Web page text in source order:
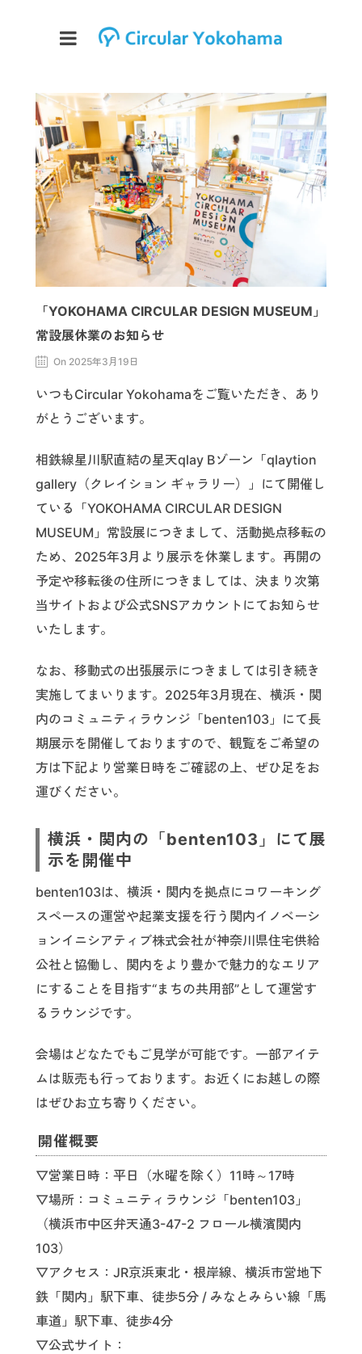
「YOKOHAMA CIRCULAR DESIGN MUSEUM」
常設展休業のお知らせ
On 2025年3月19日
いつもCircular Yokohamaをご覧いただき、あり
がとうございます。
相鉄線星川駅直結の星天qlay Bゾーン「qlaytion
gallery（クレイション ギャラリー）」にて開催し
ている「YOKOHAMA CIRCULAR DESIGN
MUSEUM」常設展につきまして、活動拠点移転の
ため、2025年3月より展示を休業します。再開の
予定や移転後の住所につきましては、決まり次第
当サイトおよび公式SNSアカウントにてお知らせ
いたします。
なお、移動式の出張展示につきましては引き続き
実施してまいります。2025年3月現在、横浜・関
内のコミュニティラウンジ「benten103」にて長
期展示を開催しておりますので、観覧をご希望の
方は下記より営業日時をご確認の上、ぜひ足をお
運びください。
横浜・関内の「benten103」にて展
示を開催中
benten103は、横浜・関内を拠点にコワーキング
スペースの運営や起業支援を行う関内イノベーシ
ョンイニシアティブ株式会社が神奈川県住宅供給
公社と協働し、関内をより豊かで魅力的なエリア
にすることを目指す“まちの共用部”として運営す
るラウンジです。
会場はどなたでもご見学が可能です。一部アイテ
ムは販売も行っております。お近くにお越しの際
はぜひお立ち寄りください。
開催概要
▽営業日時：平日（水曜を除く）11時～17時
▽場所：コミュニティラウンジ「benten103」
（横浜市中区弁天通3-47-2 フロール横濱関内
103）
▽アクセス：JR京浜東北・根岸線、横浜市営地下
鉄「関内」駅下車、徒歩5分 / みなとみらい線「馬
車道」駅下車、徒歩4分
▽公式サイト：